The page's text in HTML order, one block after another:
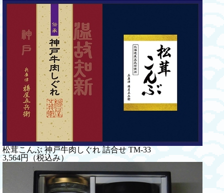
松茸こんぶ 神戸牛肉しぐれ 詰合せ TM-33
3,564円（税込み）